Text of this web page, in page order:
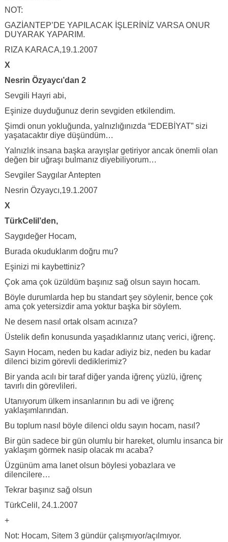
NOT:
GAZİANTEP’DE YAPILACAK İŞLERİNİZ VARSA ONUR
DUYARAK YAPARIM.
RIZA KARACA,19.1.2007
X
Nesrin Özyaycı’dan 2
Sevgili Hayri abi,
Eşinize duyduğunuz derin sevgiden etkilendim.
Şimdi onun yokluğunda, yalnızlığınızda “EDEBİYAT” sizi
yaşatacaktır diye düşündüm…
Yalnızlık insana başka arayışlar getiriyor ancak önemli olan
değen bir uğraşı bulmanız diyebiliyorum…
Sevgiler Saygılar Antepten
Nesrin Özyaycı,19.1.2007
X
TürkCelil’den,
Saygıdeğer Hocam,
Burada okuduklarım doğru mu?
Eşinizi mi kaybettiniz?
Çok ama çok üzüldüm başınız sağ olsun sayın hocam.
Böyle durumlarda hep bu standart şey söylenir, bence çok
ama çok yetersizdir ama yoktur başka bir söylem.
Ne desem nasıl ortak olsam acınıza?
Üstelik defin konusunda yaşadıklarınız utanç verici, iğrenç.
Sayın Hocam, neden bu kadar adiyiz biz, neden bu kadar
dilenci bizim görevli dediklerimiz?
Bir yanda acılı bir taraf diğer yanda iğrenç yüzlü, iğrenç
tavırlı din görevlileri.
Utanıyorum ülkem insanlarının bu adi ve iğrenç
yaklaşımlarından.
Bu toplum nasıl böyle dilenci oldu sayın hocam, nasıl?
Bir gün sadece bir gün olumlu bir hareket, olumlu insanca bir
yaklaşım görmek nasip olacak mı acaba?
Üzgünüm ama lanet olsun böylesi yobazlara ve
dilencilere…
Tekrar başınız sağ olsun
TürkCelil, 24.1.2007
+
Not: Hocam, Sitem 3 gündür çalışmıyor/açılmıyor.